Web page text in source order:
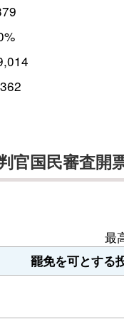
官国民審査開
最
罷免を可とする